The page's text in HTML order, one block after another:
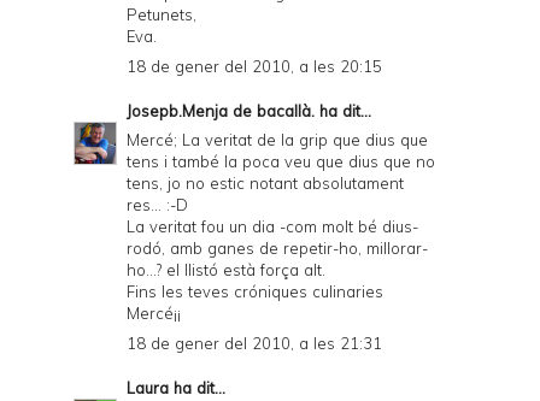
Petunets,
Eva.
18 de gener del 2010, a les 20:15
Josepb.Menja de bacallà. ha dit...
Mercé; La veritat de la grip que dius que
tens i també la poca veu que dius que no
tens, jo no estic notant absolutament
res... :-D
La veritat fou un dia -com molt bé dius-
rodó, amb ganes de repetir-ho, millorar-
ho...? el llistó està força alt.
Fins les teves cróniques culinaries
Mercé¡¡
18 de gener del 2010, a les 21:31
Laura ha dit...